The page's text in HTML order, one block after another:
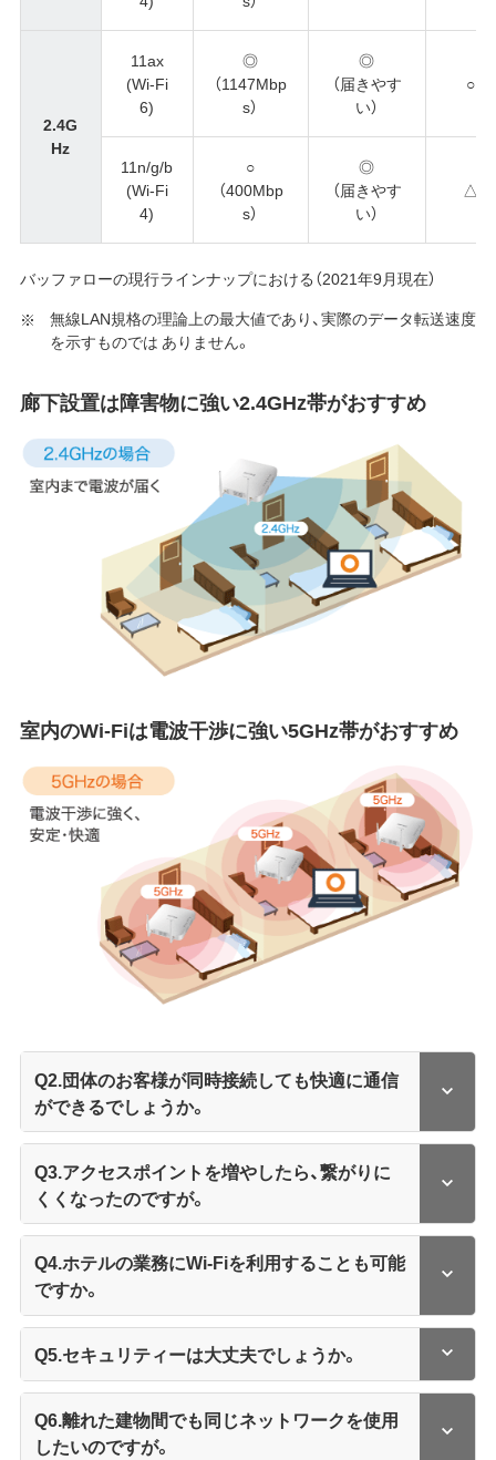
2.4G
Hz
11ax
(Wi-Fi
6)
◎
（1147Mbp
s）
◎
（届きやす
い）
○
11n/g/b
(Wi-Fi
4)
○
（400Mbp
s）
◎
（届きやす
い）
△
バッファローの現行ラインナップにおける（2021年9月現在）
無線LAN規格の理論上の最大値であり、実際のデータ転送速度
を示すものでは ありません。
廊下設置は障害物に強い2.4GHz帯がおすすめ
室内のWi-Fiは電波干渉に強い5GHz帯がおすすめ
Q2.団体のお客様が同時接続しても快適に通信
ができるでしょうか。
Q3.アクセスポイントを増やしたら、繋がりに
くくなったのですが。
Q4.ホテルの業務にWi-Fiを利用することも可能
ですか。
Q5.セキュリティーは大丈夫でしょうか。
Q6.離れた建物間でも同じネットワークを使用
したいのですが。